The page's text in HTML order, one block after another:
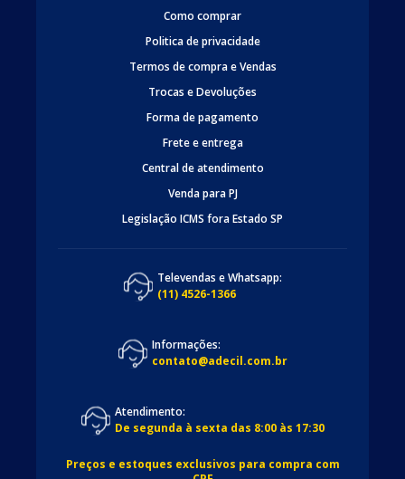
Como comprar
Politica de privacidade
Termos de compra e Vendas
Trocas e Devoluções
Forma de pagamento
Frete e entrega
Central de atendimento
Venda para PJ
Legislação ICMS fora Estado SP
Televendas e Whatsapp:
(11) 4526-1366
Informações:
contato@adecil.com.br
Atendimento:
De segunda à sexta das 8:00 às 17:30
Preços e estoques exclusivos para compra com